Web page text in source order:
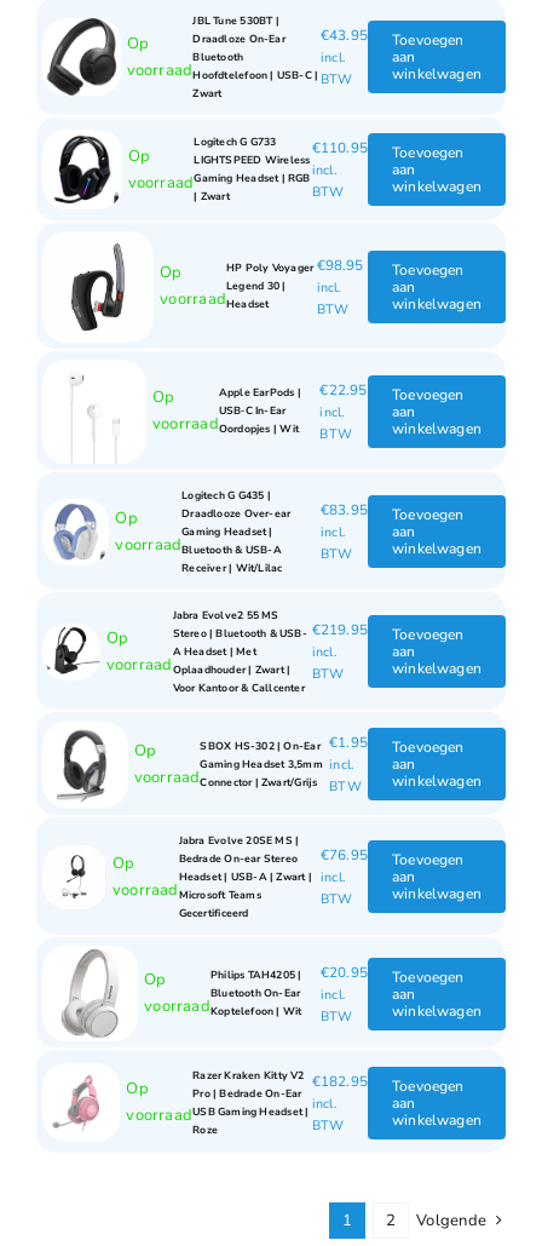
Op
voorraad
JBL Tune 530BT |
Draadloze On-Ear
Bluetooth
Hoofdtelefoon | USB-C |
Zwart
€43.95
incl.
BTW
Toevoegen
aan
winkelwagen
Op
voorraad
Logitech G G733
LIGHTSPEED Wireless
Gaming Headset | RGB
| Zwart
€110.95
incl.
BTW
Toevoegen
aan
winkelwagen
Op
voorraad
HP Poly Voyager
Legend 30 |
Headset
€98.95
incl.
BTW
Toevoegen
aan
winkelwagen
Op
voorraad
Apple EarPods |
USB‑C In-Ear
Oordopjes | Wit
€22.95
incl.
BTW
Toevoegen
aan
winkelwagen
Op
voorraad
Logitech G G435 |
Draadlooze Over-ear
Gaming Headset |
Bluetooth & USB-A
Receiver | Wit/Lilac
€83.95
incl.
BTW
Toevoegen
aan
winkelwagen
Op
voorraad
Jabra Evolve2 55 MS
Stereo | Bluetooth & USB-
A Headset | Met
Oplaadhouder | Zwart |
Voor Kantoor & Callcenter
€219.95
incl.
BTW
Toevoegen
aan
winkelwagen
Op
voorraad
SBOX HS-302 | On-Ear
Gaming Headset 3,5mm
Connector | Zwart/Grijs
€1.95
incl.
BTW
Toevoegen
aan
winkelwagen
Op
voorraad
Jabra Evolve 20SE MS |
Bedrade On-ear Stereo
Headset | USB-A | Zwart |
Microsoft Teams
Gecertificeerd
€76.95
incl.
BTW
Toevoegen
aan
winkelwagen
Op
voorraad
Philips TAH4205 |
Bluetooth On-Ear
Koptelefoon | Wit
€20.95
incl.
BTW
Toevoegen
aan
winkelwagen
Op
voorraad
Razer Kraken Kitty V2
Pro | Bedrade On-Ear
USB Gaming Headset |
Roze
€182.95
incl.
BTW
Toevoegen
aan
winkelwagen
1 2 Volgende